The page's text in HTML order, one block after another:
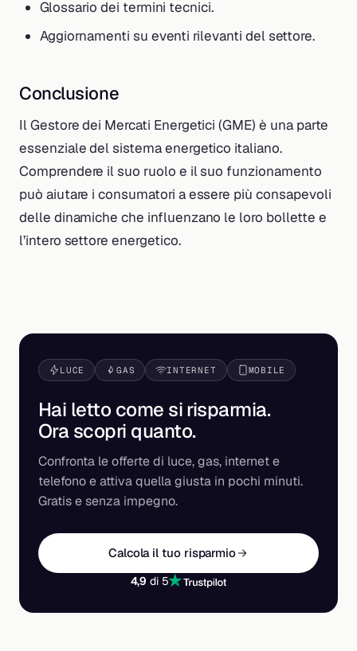
Glossario dei termini tecnici.
Aggiornamenti su eventi rilevanti del settore.
Conclusione
Il Gestore dei Mercati Energetici (GME) è una parte
essenziale del sistema energetico italiano.
Comprendere il suo ruolo e il suo funzionamento
può aiutare i consumatori a essere più consapevoli
delle dinamiche che influenzano le loro bollette e
l’intero settore energetico.
LUCE GAS INTERNET MOBILE
Hai letto come si risparmia.
Ora scopri quanto.
Confronta le offerte di luce, gas, internet e
telefono e attiva quella giusta in pochi minuti.
Gratis e senza impegno.
Calcola il tuo risparmio
4,9 di 5